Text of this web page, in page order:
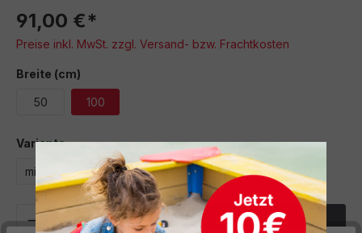
91,00 €*
Preise inkl. MwSt. zzgl. Versand- bzw. Frachtkosten
Breite (cm)
50 100
Varianteauswählen
mit Fase ohne Fase
Produkt Anzahl: Gib denIn den Warenkorb